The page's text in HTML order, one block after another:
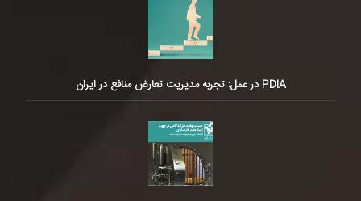
PDIA در عمل: تجربه مدیریت تعارض منافع در ایران